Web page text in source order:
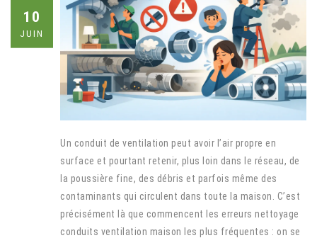
10
JUIN
Un conduit de ventilation peut avoir l’air propre en
surface et pourtant retenir, plus loin dans le réseau, de
la poussière fine, des débris et parfois même des
contaminants qui circulent dans toute la maison. C’est
précisément là que commencent les erreurs nettoyage
conduits ventilation maison les plus fréquentes : on se